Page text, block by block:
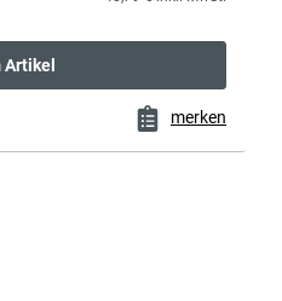
Artikel
merken